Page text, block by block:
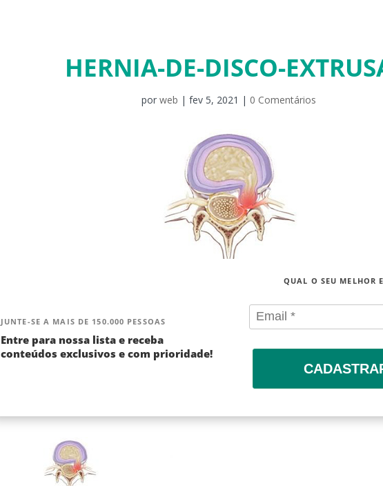
HERNIA-DE-DISCO-
por web | fev 5, 2021 | 0 Comentários
JUNTE-SE A MAIS DE 150.000 PESSOAS
Entre para nossa lista e receba
conteúdos exclusivos e com prioridade!
QUAL O SEU MELHOR